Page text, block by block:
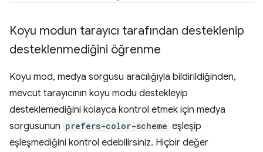
Koyu modun tarayıcı tarafından desteklenip
desteklenmediğini öğrenme
Koyu mod, medya sorgusu aracılığıyla bildirildiğinden,
mevcut tarayıcının koyu modu destekleyip
desteklemediğini kolayca kontrol etmek için medya
sorgusunun prefers-color-scheme eşleşip
eşleşmediğini kontrol edebilirsiniz. Hiçbir değer